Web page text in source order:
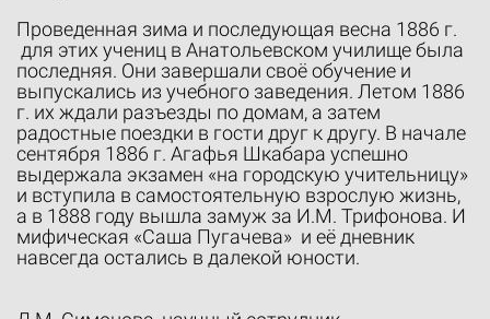
Проведенная зима и последующая весна 1886 г.
для этих учениц в Анатольевском училище была
последняя. Они завершали своё обучение и
выпускались из учебного заведения. Летом 1886
г. их ждали разъезды по домам, а затем
радостные поездки в гости друг к другу. В начале
сентября 1886 г. Агафья Шкабара успешно
выдержала экзамен «на городскую учительницу»
и вступила в самостоятельную взрослую жизнь,
а в 1888 году вышла замуж за И.М. Трифонова. И
мифическая «Саша Пугачева» и её дневник
навсегда остались в далекой юности.